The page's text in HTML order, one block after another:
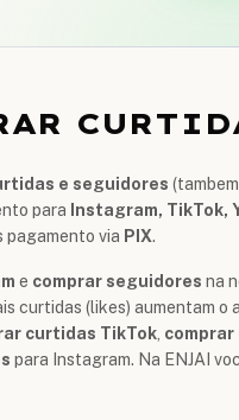
e seguidores
para Instagram, TikTok,
via PIX.
e comprar seguidores na
curtidas (likes) aumentam
curtidas TikTok comprar
para Instagram. Na ENJAI